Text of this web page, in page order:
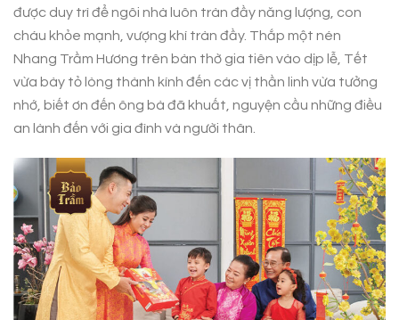
được duy trì để ngôi nhà luôn tràn đầy năng lượng, con
cháu khỏe mạnh, vượng khí tràn đầy. Thắp một nén
Nhang Trầm Hương trên bàn thờ gia tiên vào dịp lễ, Tết
vừa bày tỏ lòng thành kính đến các vị thần linh vừa tưởng
nhớ, biết ơn đến ông bà đã khuất, nguyện cầu những điều
an lành đến với gia đình và người thân.